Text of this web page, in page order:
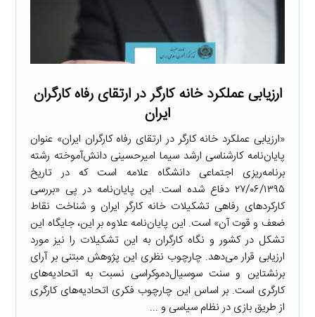
ارزیابی عملکرد خانه کارگر در ارتقای رفاه کارگران
ایران
«ارزیابی عملکرد خانه کارگر در ارتقای رفاه کارگران ایران» عنوان
پایان‌نامه کارشناسی ارشد سیما امیرحسینی دانش‌آموخته رشته
برنامه‌ریزی اجتماعی دانشگاه علامه است که در تاریخ
۲۷/۰۶/۱۳۹۵ دفاع شده است. این پایان‌نامه در پی «بررسی
کارکردهای رفاهی تشکیلات خانه کارگر ایران و شناخت نقاط
ضعف و قوت آن» است. این پایان‌نامه علاوه بر این، جایگاه این
تشکل در کشور و نگاه کارگران به این تشکیلات را نیز مورد
ارزیابی قرار می‌دهد. چارچوب نظری این پژوهش مبتنی بر آرای
برنشتاین و سنت سوسیال‌دموکراسی نسبت به اتحادیه‌های
کارگری است. بر اساس این چارچوب فکری اتحادیه‌های کارگری
از طریق بازی در نظام سیاسی و ...